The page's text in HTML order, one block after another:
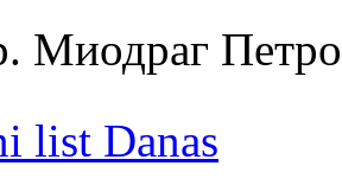
Миодраг
list Danas